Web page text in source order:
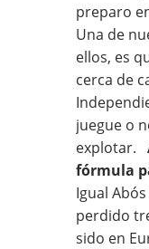
preparo
Una de
ellos, es
cerca de
juegue o
explotar.
fórmula
Igual
perdido
sido en